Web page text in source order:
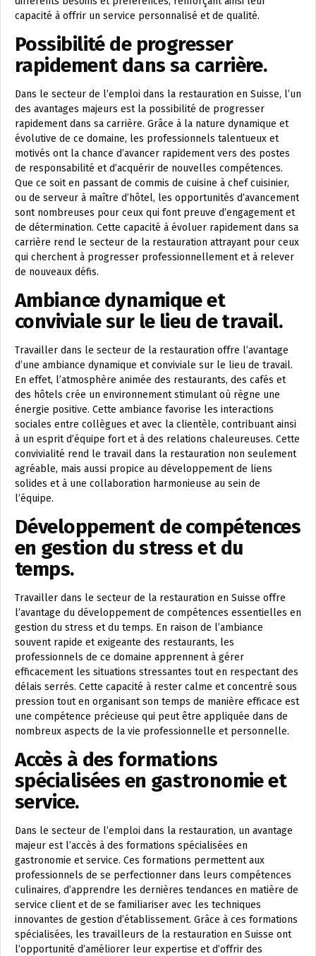
capacité à offrir un service personnalisé et de qualité.
Possibilité de progresser
rapidement dans sa carrière.
Dans le secteur de l’emploi dans la restauration en Suisse, l’un
des avantages majeurs est la possibilité de progresser
rapidement dans sa carrière. Grâce à la nature dynamique et
évolutive de ce domaine, les professionnels talentueux et
motivés ont la chance d’avancer rapidement vers des postes
de responsabilité et d’acquérir de nouvelles compétences.
Que ce soit en passant de commis de cuisine à chef cuisinier,
ou de serveur à maître d’hôtel, les opportunités d’avancement
sont nombreuses pour ceux qui font preuve d’engagement et
de détermination. Cette capacité à évoluer rapidement dans sa
carrière rend le secteur de la restauration attrayant pour ceux
qui cherchent à progresser professionnellement et à relever
de nouveaux défis.
Ambiance dynamique et
conviviale sur le lieu de travail.
Travailler dans le secteur de la restauration offre l’avantage
d’une ambiance dynamique et conviviale sur le lieu de travail.
En effet, l’atmosphère animée des restaurants, des cafés et
des hôtels crée un environnement stimulant où règne une
énergie positive. Cette ambiance favorise les interactions
sociales entre collègues et avec la clientèle, contribuant ainsi
à un esprit d’équipe fort et à des relations chaleureuses. Cette
convivialité rend le travail dans la restauration non seulement
agréable, mais aussi propice au développement de liens
solides et à une collaboration harmonieuse au sein de
l’équipe.
Développement de compétences
en gestion du stress et du
temps.
Travailler dans le secteur de la restauration en Suisse offre
l’avantage du développement de compétences essentielles en
gestion du stress et du temps. En raison de l’ambiance
souvent rapide et exigeante des restaurants, les
professionnels de ce domaine apprennent à gérer
efficacement les situations stressantes tout en respectant des
délais serrés. Cette capacité à rester calme et concentré sous
pression tout en organisant son temps de manière efficace est
une compétence précieuse qui peut être appliquée dans de
nombreux aspects de la vie professionnelle et personnelle.
Accès à des formations
spécialisées en gastronomie et
service.
Dans le secteur de l’emploi dans la restauration, un avantage
majeur est l’accès à des formations spécialisées en
gastronomie et service. Ces formations permettent aux
professionnels de se perfectionner dans leurs compétences
culinaires, d’apprendre les dernières tendances en matière de
service client et de se familiariser avec les techniques
innovantes de gestion d’établissement. Grâce à ces formations
spécialisées, les travailleurs de la restauration en Suisse ont
l’opportunité d’améliorer leur expertise et d’offrir des